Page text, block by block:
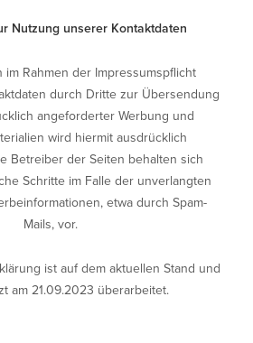
Nutzung unserer Kontaktdaten
im Rahmen der Impressumspflicht
durch Dritte zur Übersendung
angeforderter Werbung und
wird hiermit ausdrücklich
Betreiber der Seiten behalten sich
Schritte im Falle der unverlangten
etwa durch Spam-
Mails, vor.
ist auf dem aktuellen Stand und
am 21.09.2023 überarbeitet.